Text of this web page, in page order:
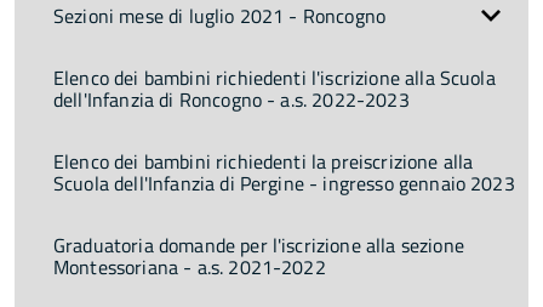
Sezioni mese di luglio 2021 - Roncogno
Elenco dei bambini richiedenti l'iscrizione alla Scuola
dell'Infanzia di Roncogno - a.s. 2022-2023
Elenco dei bambini richiedenti la preiscrizione alla
Scuola dell'Infanzia di Pergine - ingresso gennaio 2023
Graduatoria domande per l'iscrizione alla sezione
Montessoriana - a.s. 2021-2022